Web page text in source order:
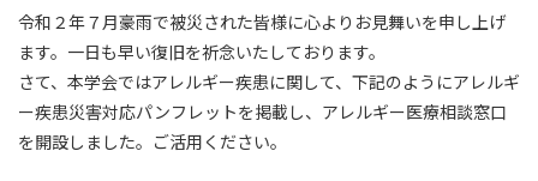
令和２年７月豪雨で被災された皆様に心よりお見舞いを申し上げ
ます。一日も早い復旧を祈念いたしております。
さて、本学会ではアレルギー疾患に関して、下記のようにアレルギ
ー疾患災害対応パンフレットを掲載し、アレルギー医療相談窓口
を開設しました。ご活用ください。